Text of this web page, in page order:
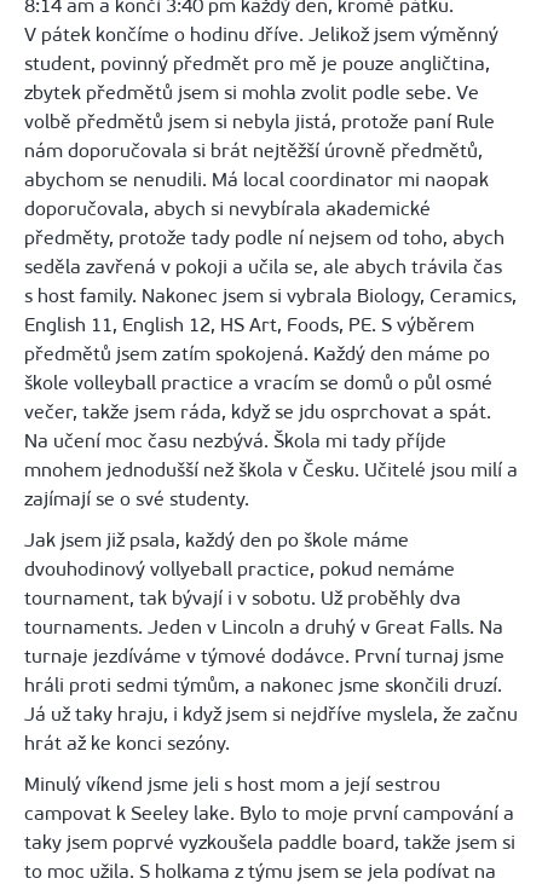
8:14 am a končí 3:40 pm každý den, kromě pátku.
V pátek končíme o hodinu dříve. Jelikož jsem výměnný
student, povinný předmět pro mě je pouze angličtina,
zbytek předmětů jsem si mohla zvolit podle sebe. Ve
volbě předmětů jsem si nebyla jistá, protože paní Rule
nám doporučovala si brát nejtěžší úrovně předmětů,
abychom se nenudili. Má local coordinator mi naopak
doporučovala, abych si nevybírala akademické
předměty, protože tady podle ní nejsem od toho, abych
seděla zavřená v pokoji a učila se, ale abych trávila čas
s host family. Nakonec jsem si vybrala Biology, Ceramics,
English 11, English 12, HS Art, Foods, PE. S výběrem
předmětů jsem zatím spokojená. Každý den máme po
škole volleyball practice a vracím se domů o půl osmé
večer, takže jsem ráda, když se jdu osprchovat a spát.
Na učení moc času nezbývá. Škola mi tady příjde
mnohem jednodušší než škola v Česku. Učitelé jsou milí a
zajímají se o své studenty.
Jak jsem již psala, každý den po škole máme
dvouhodinový vollyeball practice, pokud nemáme
tournament, tak bývají i v sobotu. Už proběhly dva
tournaments. Jeden v Lincoln a druhý v Great Falls. Na
turnaje jezdíváme v týmové dodávce. První turnaj jsme
hráli proti sedmi týmům, a nakonec jsme skončili druzí.
Já už taky hraju, i když jsem si nejdříve myslela, že začnu
hrát až ke konci sezóny.
Minulý víkend jsme jeli s host mom a její sestrou
campovat k Seeley lake. Bylo to moje první campování a
taky jsem poprvé vyzkoušela paddle board, takže jsem si
to moc užila. S holkama z týmu jsem se jela podívat na